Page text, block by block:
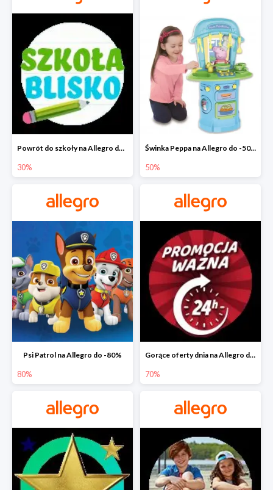
Powrót do szkoły na Allegro do -30%
30%
Świnka Peppa na Allegro do -50%
50%
Psi Patrol na Allegro do -80%
80%
Gorące oferty dnia na Allegro do -50%
70%